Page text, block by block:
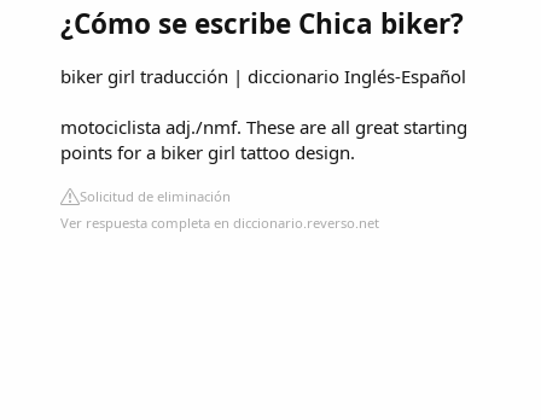
¿Cómo se escribe Chica biker?
biker girl traducción | diccionario Inglés-Español
motociclista adj./nmf. These are all great starting
points for a biker girl tattoo design.
Solicitud de eliminación
Ver respuesta completa en diccionario.reverso.net